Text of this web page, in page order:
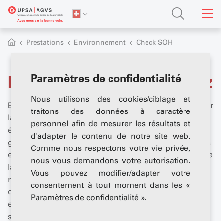
Paramètres de confidentialité
Nous utilisons des cookies/ciblage et
traitons des données à caractère
personnel afin de mesurer les résultats et
d'adapter le contenu de notre site web.
Comme nous respectons votre vie privée,
nous vous demandons votre autorisation.
Vous pouvez modifier/adapter votre
consentement à tout moment dans les «
Paramètres de confidentialité ».
Prestations Environnement Check SOH
Inscrivez-vous et participez
En effectuant le check SOH, vous contribuez à renforcer
la transparence et la confiance dans la mobilité
électrique. Vous agissez ainsi dans l'intérêt de votre
garage, car vous offrez une valeur ajoutée à vos clients
en leur montrant et en leur expliquant l'état de santé de
la batterie de traction. Cela contribue à renforcer la
relation de confiance entre vous et vos clients et donc
directement à approfondir la relation client. En outre,
en utilisant l'outil web SOHC, vous aidez l'ensemble du
secteur à approfondir ses connaissances sur le